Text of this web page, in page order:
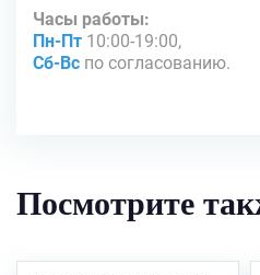
Часы работы:
Пн-Пт 10:00-19:00,
Сб-Вс по согласованию.
Посмотрите